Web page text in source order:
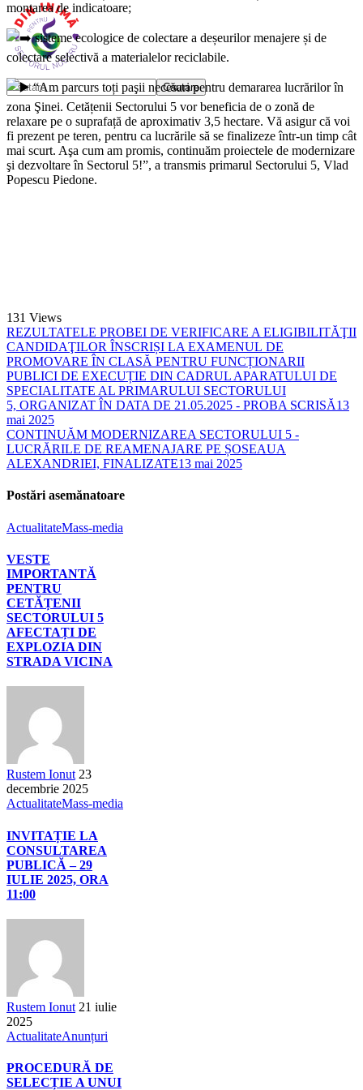
montarea de indicatoare;
sisteme ecologice de colectare a deșeurilor menajere și de
colectare selectivă a materialelor reciclabile.
“Am parcurs toți paşii necesari pentru demararea lucrărilor în
zona Şinei. Cetățenii Sectorului 5 vor beneficia de o zonă de
relaxare pe o suprafață de aproximativ 3,5 hectare. Vă asigur că voi
fi prezent pe teren, pentru ca lucrările să se finalizeze într-un timp cât
mai scurt. Aşa cum am promis, continuăm proiectele de modernizare
şi dezvoltare în Sectorul 5!”, a transmis primarul Sectorului 5, Vlad
Popescu Piedone.
131 Views
REZULTATELE PROBEI DE VERIFICARE A ELIGIBILITĂŢII
CANDIDAŢILOR ÎNSCRIȘI LA EXAMENUL DE
PROMOVARE ÎN CLASĂ PENTRU FUNCȚIONARII
PUBLICI DE EXECUȚIE DIN CADRUL APARATULUI DE
SPECIALITATE AL PRIMARULUI SECTORULUI
5, ORGANIZAT ÎN DATA DE 21.05.2025 - PROBA SCRISĂ13
mai 2025
CONTINUĂM MODERNIZAREA SECTORULUI 5 -
LUCRĂRILE DE REAMENAJARE PE ȘOSEAUA
ALEXANDRIEI, FINALIZATE13 mai 2025
Postări asemănatoare
ActualitateMass-media
VESTE
IMPORTANTĂ
PENTRU
CETĂȚENII
SECTORULUI 5
AFECTAȚI DE
EXPLOZIA DIN
STRADA VICINA
Rustem Ionut 23
decembrie 2025
ActualitateMass-media
INVITAȚIE LA
CONSULTAREA
PUBLICĂ – 29
IULIE 2025, ORA
11:00
Rustem Ionut 21 iulie
2025
ActualitateAnunțuri
PROCEDURĂ DE
SELECȚIE A UNUI